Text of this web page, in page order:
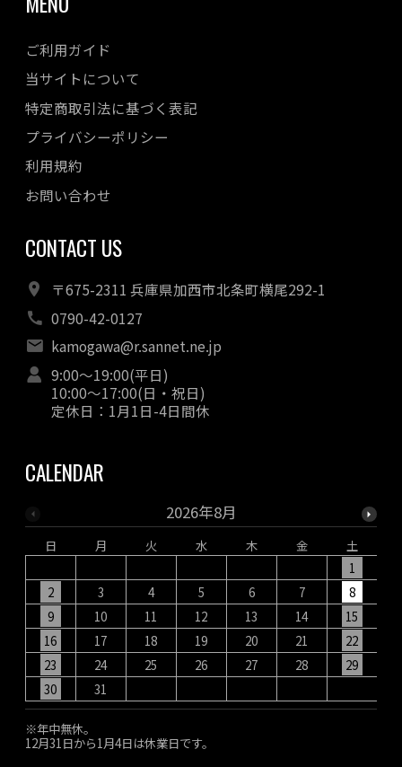
ご利用ガイド
当サイトについて
特定商取引法に基づく表記
プライバシーポリシー
利用規約
お問い合わせ
CONTACT US
〒675-2311 兵庫県加西市北条町横尾292-1
0790-42-0127
kamogawa@r.sannet.ne.jp
9:00〜19:00(平日)
10:00〜17:00(日・祝日)
定休日：1月1日-4日間休
CALENDAR
2026年8月
日 月 火 水 木 金
土
1
2
3 4 5 6 7
8
9
10 11 12 13 14
15
16
17 18 19 20 21
22
23
24 25 26 27 28
29
30
31
※年中無休。
12月31日から1月4日は休業日です。